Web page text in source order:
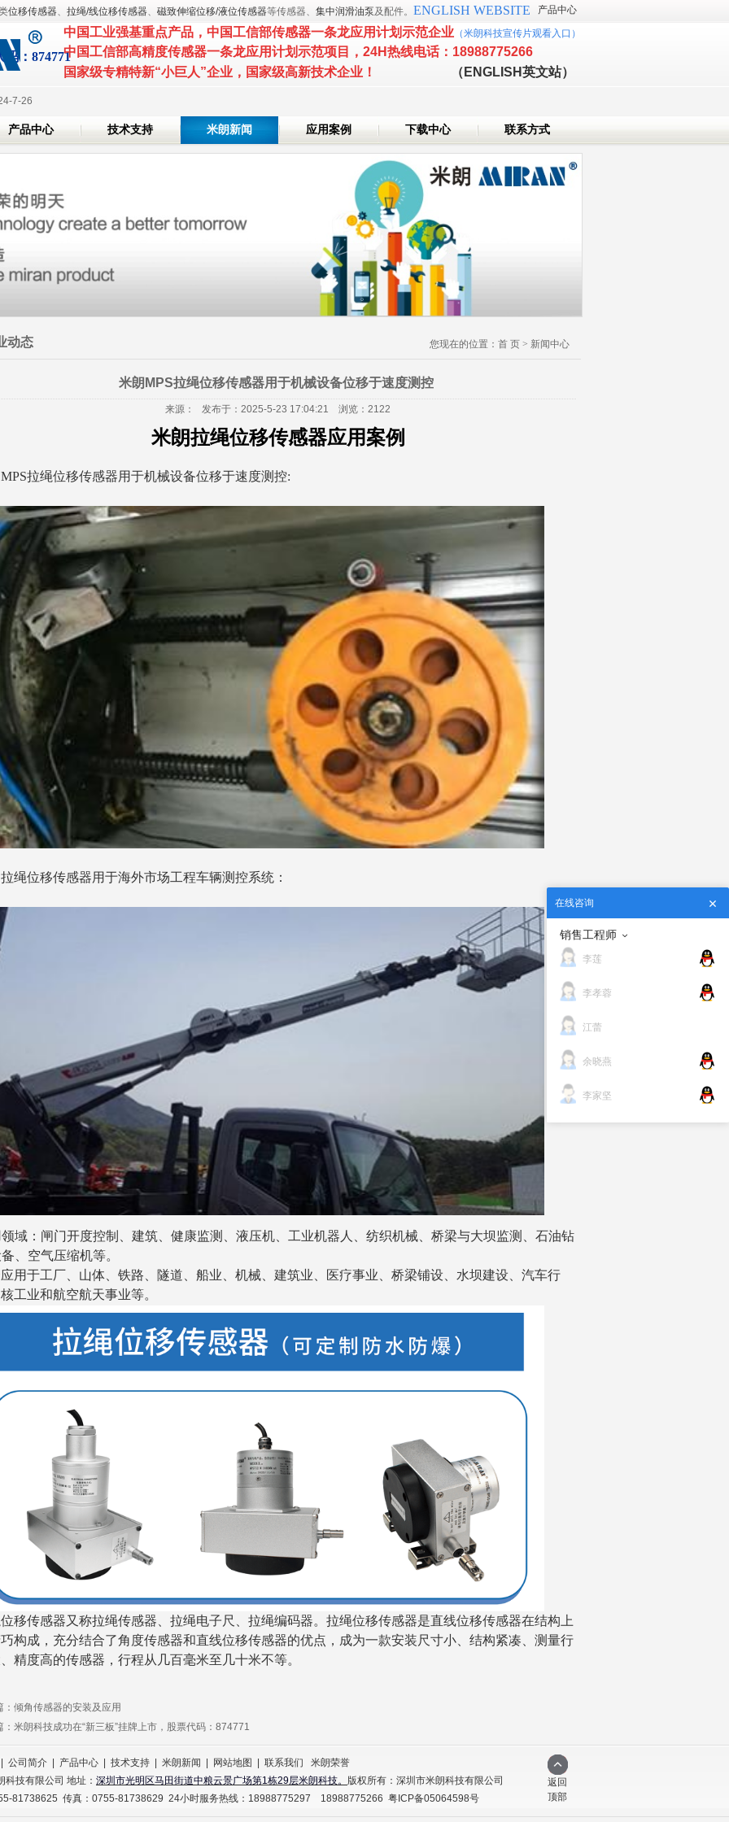
位移传感器、 拉绳/线位移传感器、 磁致伸缩位移/液位传感器等传感器、 集中润滑油泵及配件。 ENGLISH WEBSITE
码：874771
产品中心
中国工业强基重点产品 ， 中国工信部传感器一条龙应用计划示范企业 （米朗科技宣传片观看入口 ）
中国工信部高精度传感器一条龙应用计划示范项目 ， 24H热线电话：18988775266
国家级专精特新“小巨人”企业，国家级高新技术企业！ （ENGLISH英文站）
2025 国际橡塑展 2025-3-7
展览会 2025-3-6
7-26
证书 2024-6-7
2025 国际橡塑展
展览会 2025-3-6
7-26
证书 2024-6-7
产品中心 技术支持 米朗新闻 应用案例 下载中心 联系方式
动态 您现在的位置： 首 页 > 新闻中心
>
米朗MPS拉绳位移传感器用于机械设备位移于速度测控
来源： 发布于：2025-5-23 17:04:21 浏览：2122
米朗拉绳位移传感器应用案例
MPS拉绳位移传感器用于机械设备位移于速度测控:
绳位移传感器用于海外市场工程车辆测控系统：
域：闸门开度控制 、建筑、 健康监测、液压机、 工业机器人、纺织机械、桥梁与大坝监测、石油钻
、空气压缩机等。
用于工厂、山体、铁路、隧道、船业、机械、建筑业、医疗事业、桥梁铺设 水坝建设 汽车行
核工业和航空航天事业等。
移传感器又称拉绳传感器、 拉绳电子尺 、拉绳编码器。拉绳位移传感器是直线位移传感器在结构上
构成， 充分结合了角度传感器和直线位移传感器的优点， 成为一款安装尺寸小 、结构紧凑 、测量行
、精度高的传感器， 行程从几百毫米至几十米不等。
倾角传感器的安装及应用
米朗科技成功在“新三板”挂牌上市，股票代码：874771
公司简介 产品中心 技术支持 米朗新闻 网站地图 联系我们 米朗荣誉
科技有限公司 地址： 深圳市光明区马田街道中粮云景广场第1栋29层米朗科技。 版权所有：深圳市米朗科技有限公司
81738625 传真：0755-81738629 24小时服务热线：18988775297 18988775266 粤ICP备05064598号
返回
顶部
在线咨询
销售工程师
李莲
李孝蓉
江蕾
余晓燕
李家坚